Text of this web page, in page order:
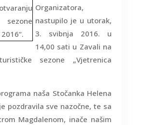
Organizatora,
nastupilo je u utorak,
3. svibnja 2016. u
14,00 sati u Zavali na
sezone „Vjetrenica
naša Stočanka Helena
pozdravila sve nazočne, te sa
Magdalenom, inače našim